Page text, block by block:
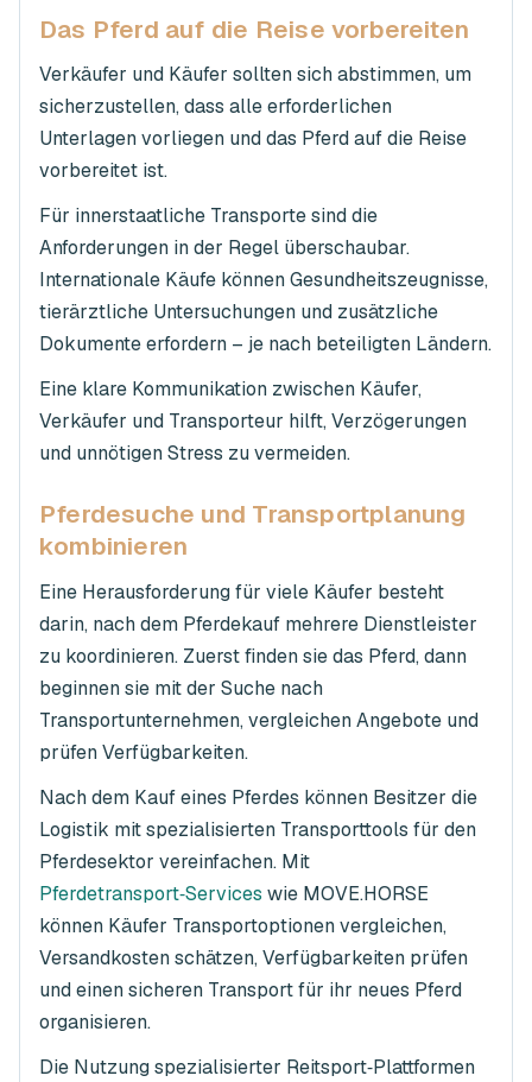
Das Pferd auf die Reise vorbereiten
Verkäufer und Käufer sollten sich abstimmen, um
sicherzustellen, dass alle erforderlichen
Unterlagen vorliegen und das Pferd auf die Reise
vorbereitet ist.
Für innerstaatliche Transporte sind die
Anforderungen in der Regel überschaubar.
Internationale Käufe können Gesundheitszeugnisse,
tierärztliche Untersuchungen und zusätzliche
Dokumente erfordern – je nach beteiligten Ländern.
Eine klare Kommunikation zwischen Käufer,
Verkäufer und Transporteur hilft, Verzögerungen
und unnötigen Stress zu vermeiden.
Pferdesuche und Transportplanung
kombinieren
Eine Herausforderung für viele Käufer besteht
darin, nach dem Pferdekauf mehrere Dienstleister
zu koordinieren. Zuerst finden sie das Pferd, dann
beginnen sie mit der Suche nach
Transportunternehmen, vergleichen Angebote und
prüfen Verfügbarkeiten.
Nach dem Kauf eines Pferdes können Besitzer die
Logistik mit spezialisierten Transporttools für den
Pferdesektor vereinfachen. Mit
Pferdetransport‑Services wie MOVE.HORSE
können Käufer Transportoptionen vergleichen,
Versandkosten schätzen, Verfügbarkeiten prüfen
und einen sicheren Transport für ihr neues Pferd
organisieren.
Die Nutzung spezialisierter Reitsport‑Plattformen